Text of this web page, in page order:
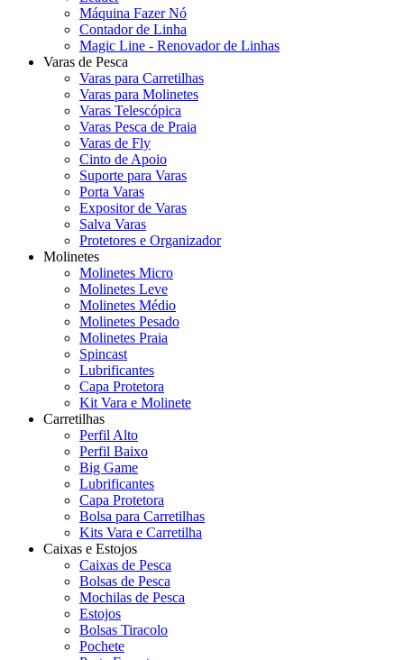
Máquina Fazer Nó
Contador de Linha
Magic Line - Renovador de Linhas
Varas de Pesca
Varas para Carretilhas
Varas para Molinetes
Varas Telescópica
Varas Pesca de Praia
Varas de Fly
Cinto de Apoio
Suporte para Varas
Porta Varas
Expositor de Varas
Salva Varas
Protetores e Organizador
Molinetes
Molinetes Micro
Molinetes Leve
Molinetes Médio
Molinetes Pesado
Molinetes Praia
Spincast
Lubrificantes
Capa Protetora
Kit Vara e Molinete
Carretilhas
Perfil Alto
Perfil Baixo
Big Game
Lubrificantes
Capa Protetora
Bolsa para Carretilhas
Kits Vara e Carretilha
Caixas e Estojos
Caixas de Pesca
Bolsas de Pesca
Mochilas de Pesca
Estojos
Bolsas Tiracolo
Pochete